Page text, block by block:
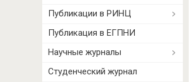
Публикации в РИНЦ
Публикация в ЕГПНИ
Научные журналы
Студенческий журнал